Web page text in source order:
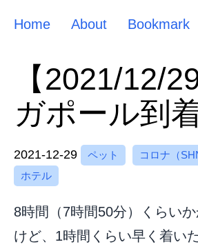
Home About Bookmark
【2021/12/
ガポール到
2021-12-29 ペット コロナ（
ホテル
8時間（7時間50分）くらい
けど、1時間くらい早く着いた